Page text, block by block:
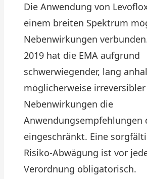
Die Anwendung von
einem breiten Spektrum
Nebenwirkungen
2019 hat die EMA aufgrund
schwerwiegender, lang
möglicherweise irreversibler
Nebenwirkungen die
Anwendungsempfehlungen
eingeschränkt. Eine
Risiko-Abwägung ist vor
Verordnung obligatorisch.